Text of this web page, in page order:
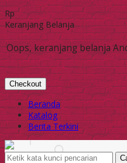
Rp
Keranjang Belanja
Oops, keranjang belanja
Checkout
Beranda
Katalog
Berita Terkini